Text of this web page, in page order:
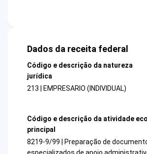
Dados da receita federal
Código e descrição da natureza
jurídica
213 | EMPRESARIO (INDIVIDUAL)
Código e descrição da atividade
principal
8219-9/99 | Preparação de
especializados de apoio